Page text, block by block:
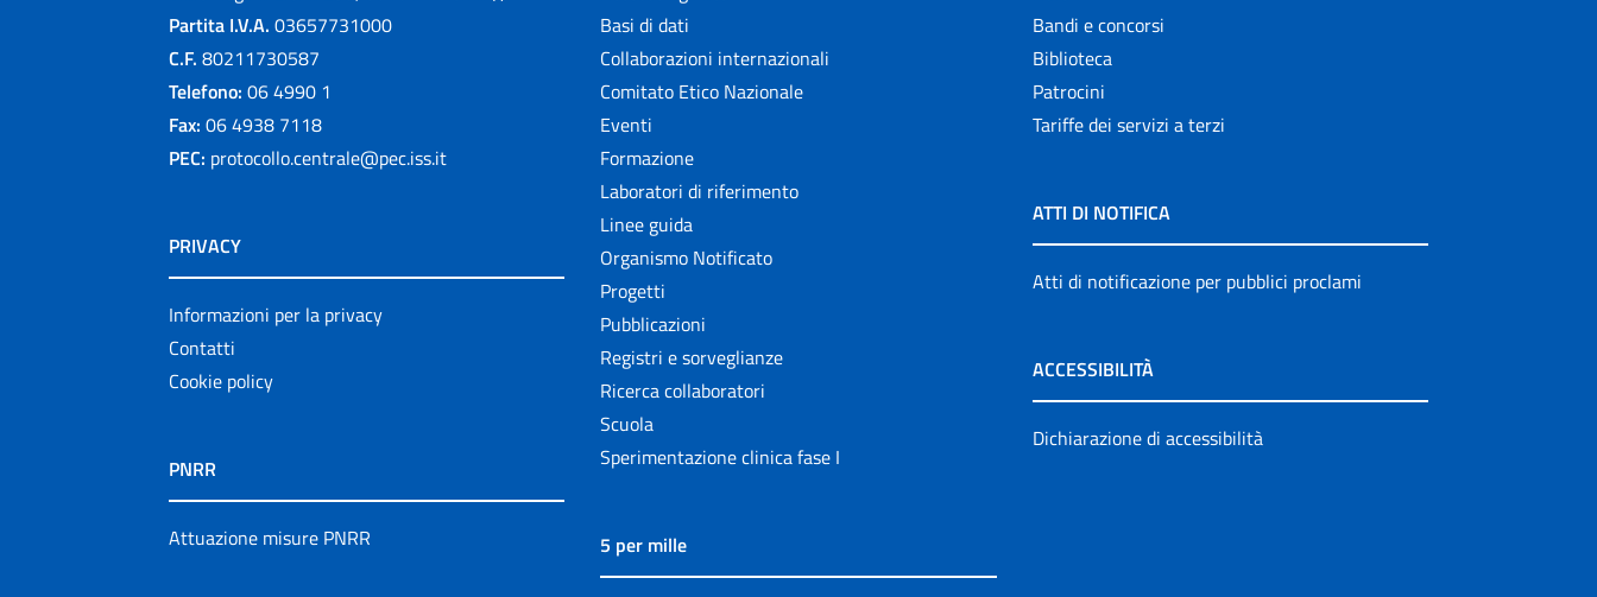
Partita I.V.A. 03657731000
C.F. 80211730587
Telefono: 06 4990 1
Fax: 06 4938 7118
PEC: protocollo.centrale@pec.iss.it
PRIVACY
Informazioni per la privacy
Contatti
Cookie policy
PNRR
Attuazione misure PNRR
Basi di dati
Collaborazioni internazionali
Comitato Etico Nazionale
Eventi
Formazione
Laboratori di riferimento
Linee guida
Organismo Notificato
Progetti
Pubblicazioni
Registri e sorveglianze
Ricerca collaboratori
Scuola
Sperimentazione clinica fase I
5 per mille
Bandi e concorsi
Biblioteca
Patrocini
Tariffe dei servizi a terzi
ATTI DI NOTIFICA
Atti di notificazione per pubblici proclami
ACCESSIBILITÀ
Dichiarazione di accessibilità